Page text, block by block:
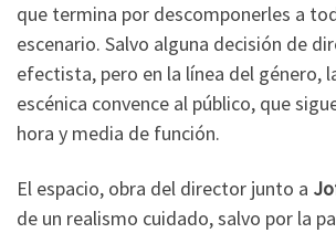
que termina por descomponerles a
escenario. Salvo alguna decisión de
efectista, pero en la línea del género,
escénica convence al público, que
hora y media de función.
El espacio, obra del director junto a
de un realismo cuidado, salvo por la